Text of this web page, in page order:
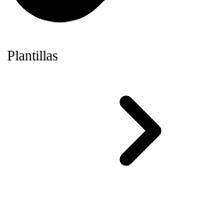
Plantillas